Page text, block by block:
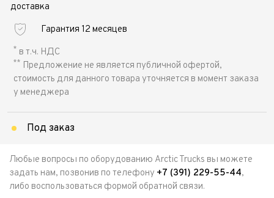
доставка
Гарантия 12 месяцев
* в т.ч. НДС
** Предложение не является публичной офертой,
стоимость для данного товара уточняется в момент заказа
у менеджера
Под заказ
Любые вопросы по оборудованию Arctic Trucks вы можете
задать нам, позвонив по телефону +7 (391) 229-55-44,
либо воспользоваться формой обратной связи.